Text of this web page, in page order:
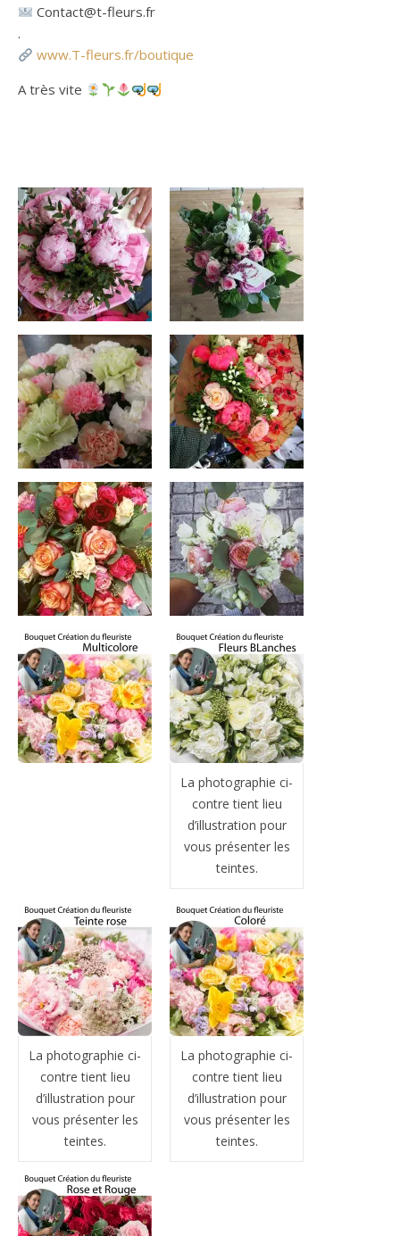
Contact@t-fleurs.fr
.
www.T-fleurs.fr/boutique
A très vite
La photographie ci-
contre tient lieu
d’illustration pour
vous présenter les
teintes.
La photographie ci-
contre tient lieu
d’illustration pour
vous présenter les
teintes.
La photographie ci-
contre tient lieu
d’illustration pour
vous présenter les
teintes.